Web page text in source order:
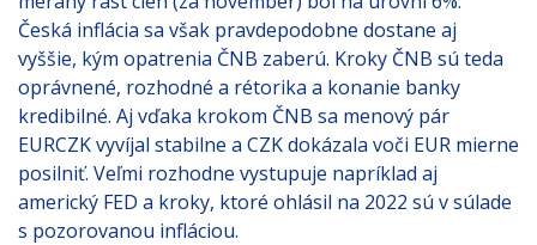
Česká inflácia sa však pravdepodobne dostane aj
vyššie, kým opatrenia ČNB zaberú. Kroky ČNB sú teda
oprávnené, rozhodné a rétorika a konanie banky
kredibilné. Aj vďaka krokom ČNB sa menový pár
EURCZK vyvíjal stabilne a CZK dokázala voči EUR mierne
posilniť. Veľmi rozhodne vystupuje napríklad aj
americký FED a kroky, ktoré ohlásil na 2022 sú v súlade
s pozorovanou infláciou.